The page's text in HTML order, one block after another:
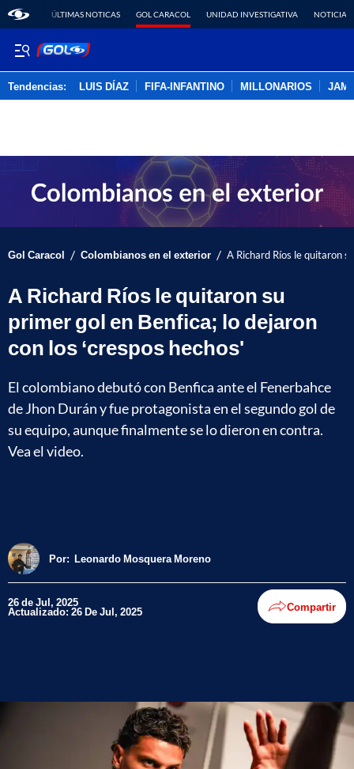
ÚLTIMAS NOTICAS GOL CARACOL UNIDAD INVESTIGATIVA NOTICIAS
Tendencias: LUIS DÍAZ FIFA-INFANTINO MILLONARIOS
Gol Caracol / Colombianos en el exterior / A Richard Ríos le quitaron
A Richard Ríos le quitaron su
primer gol en Benfica; lo dejaron
con los ‘crespos hechos'
El colombiano debutó con Benfica ante el Fenerbahce
de Jhon Durán y fue protagonista en el segundo gol de
su equipo, aunque finalmente se lo dieron en contra.
Vea el video.
Por: Leonardo Mosquera Moreno
26 de Jul, 2025
Actualizado: 26 De Jul, 2025 Compartir